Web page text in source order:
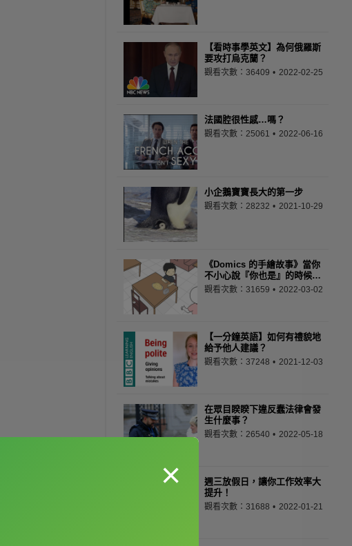
【看時事學英文】為何俄羅斯
要攻打烏克蘭？
觀看次數：36409 2022-02-25
法國腔很性感…嗎？
觀看次數：25061 2022-06-16
小企鵝寶寶長大的第一步
觀看次數：28232 2021-10-29
《Domics 的手繪故事》當你
不小心說『你也是』的時候…
觀看次數：31659 2022-03-02
【一分鐘英語】如何有禮貌地
給予他人建議？
觀看次數：37248 2021-12-03
在眾目睽睽下違反蠢法律會發
生什麼事？
觀看次數：26540 2022-05-18
週三放假日，讓你工作效率大
提升！
觀看次數：31688 2022-01-21
×